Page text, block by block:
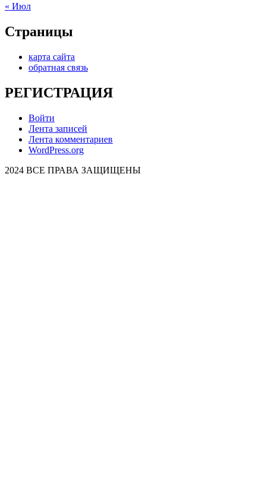
« Июл
Страницы
карта сайта
обратная связь
РЕГИСТРАЦИЯ
Войти
Лента записей
Лента комментариев
WordPress.org
2024 ВСЕ ПРАВА ЗАЩИЩЕНЫ